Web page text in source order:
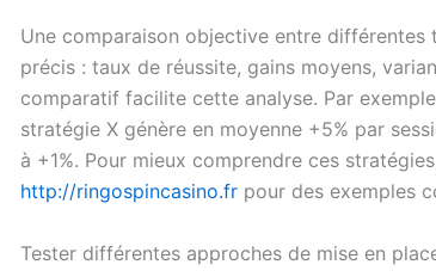
Une comparaison objective entre
précis : taux de réussite, gains moyens,
comparatif facilite cette analyse. Par
stratégie X génère en moyenne +5% par
à +1%. Pour mieux comprendre ces
http://ringospincasino.fr pour des exemples
Tester différentes approches de mise en